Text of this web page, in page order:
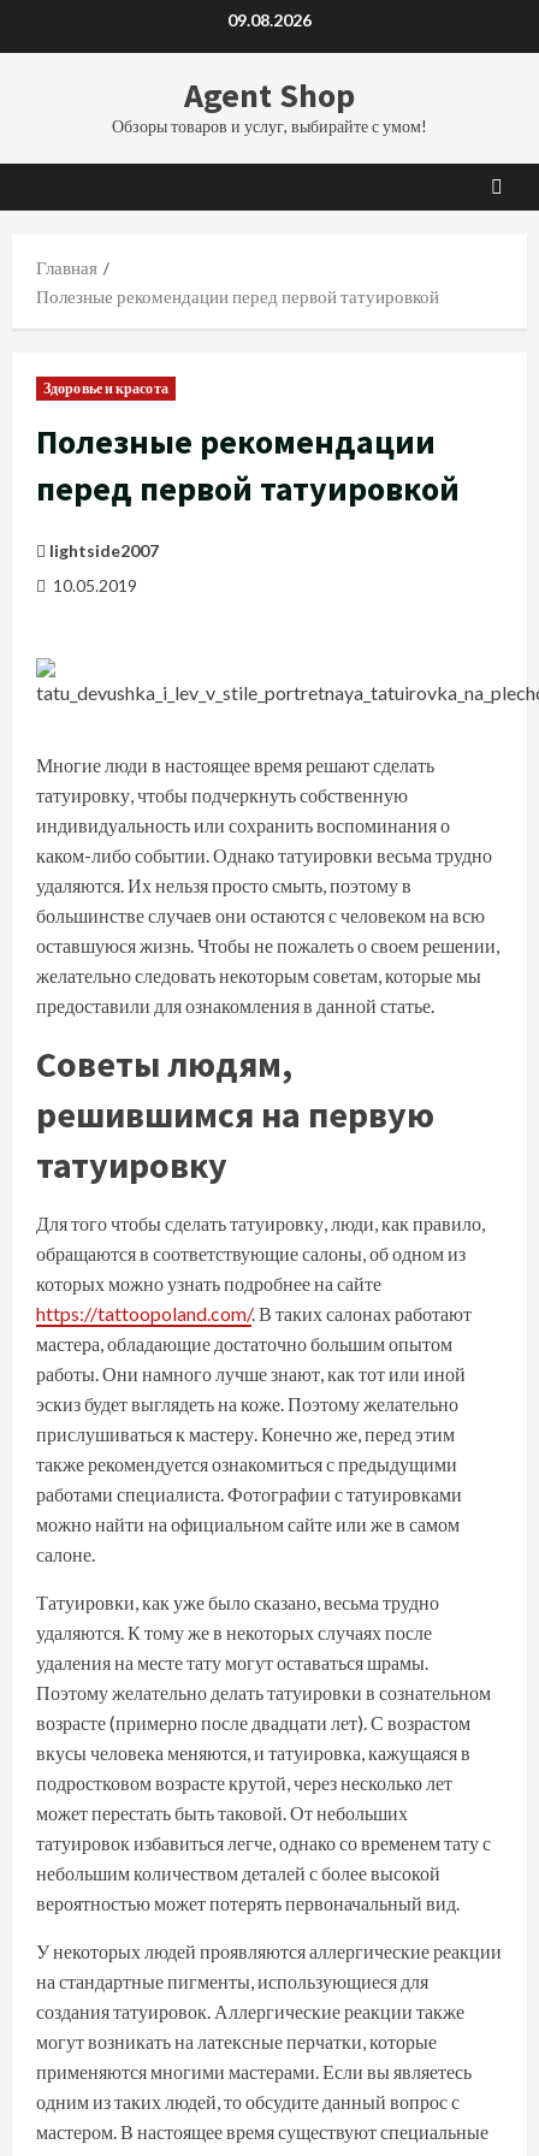
09.08.2026
Agent Shop
Обзоры товаров и услуг, выбирайте с умом!
Главная
Полезные рекомендации перед первой татуировкой
Здоровье и красота
Полезные рекомендации
перед первой татуировкой
lightside2007
10.05.2019
Многие люди в настоящее время решают сделать
татуировку, чтобы подчеркнуть собственную
индивидуальность или сохранить воспоминания о
каком-либо событии. Однако татуировки весьма трудно
удаляются. Их нельзя просто смыть, поэтому в
большинстве случаев они остаются с человеком на всю
оставшуюся жизнь. Чтобы не пожалеть о своем решении,
желательно следовать некоторым советам, которые мы
предоставили для ознакомления в данной статье.
Советы людям,
решившимся на первую
татуировку
Для того чтобы сделать татуировку, люди, как правило,
обращаются в соответствующие салоны, об одном из
которых можно узнать подробнее на сайте
https://tattoopoland.com/. В таких салонах работают
мастера, обладающие достаточно большим опытом
работы. Они намного лучше знают, как тот или иной
эскиз будет выглядеть на коже. Поэтому желательно
прислушиваться к мастеру. Конечно же, перед этим
также рекомендуется ознакомиться с предыдущими
работами специалиста. Фотографии с татуировками
можно найти на официальном сайте или же в самом
салоне.
Татуировки, как уже было сказано, весьма трудно
удаляются. К тому же в некоторых случаях после
удаления на месте тату могут оставаться шрамы.
Поэтому желательно делать татуировки в сознательном
возрасте (примерно после двадцати лет). С возрастом
вкусы человека меняются, и татуировка, кажущаяся в
подростковом возрасте крутой, через несколько лет
может перестать быть таковой. От небольших
татуировок избавиться легче, однако со временем тату с
небольшим количеством деталей с более высокой
вероятностью может потерять первоначальный вид.
У некоторых людей проявляются аллергические реакции
на стандартные пигменты, использующиеся для
создания татуировок. Аллергические реакции также
могут возникать на латексные перчатки, которые
применяются многими мастерами. Если вы являетесь
одним из таких людей, то обсудите данный вопрос с
мастером. В настоящее время существуют специальные